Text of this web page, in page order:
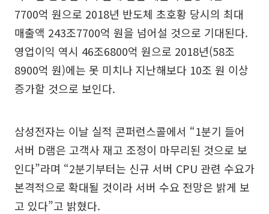
7700억 원으로 2018년 반도체 초호황 당시의 최대
매출액 243조7700억 원을 넘어설 것으로 기대된다.
영업이익 역시 46조6800억 원으로 2018년(58조
8900억 원)에는 못 미치나 지난해보다 10조 원 이상
증가할 것으로 보인다.
삼성전자는 이날 실적 콘퍼런스콜에서 “1분기 들어
서버 D램은 고객사 재고 조정이 마무리된 것으로 보
인다”라며 “2분기부터는 신규 서버 CPU 관련 수요가
본격적으로 확대될 것이라 서버 수요 전망은 밝게 보
고 있다”고 밝혔다.